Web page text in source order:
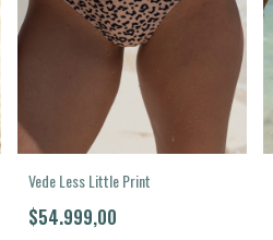
Vede Less Little Print
$54.999,00